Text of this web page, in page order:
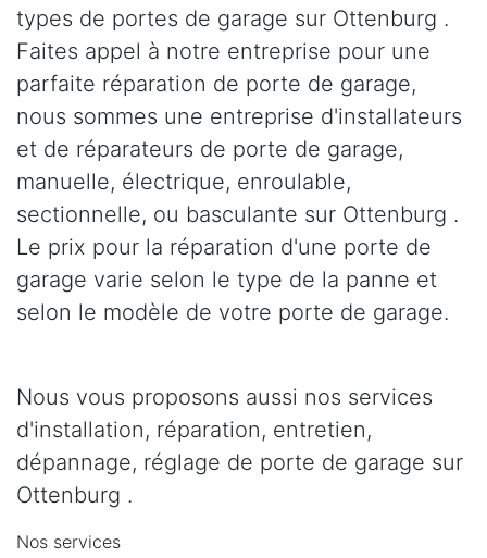
types de portes de garage sur Ottenburg .
Faites appel à notre entreprise pour une
parfaite réparation de porte de garage,
nous sommes une entreprise d'installateurs
et de réparateurs de porte de garage,
manuelle, électrique, enroulable,
sectionnelle, ou basculante sur Ottenburg .
Le prix pour la réparation d'une porte de
garage varie selon le type de la panne et
selon le modèle de votre porte de garage.
Nous vous proposons aussi nos services
d'installation, réparation, entretien,
dépannage, réglage de porte de garage sur
Ottenburg .
Nos services